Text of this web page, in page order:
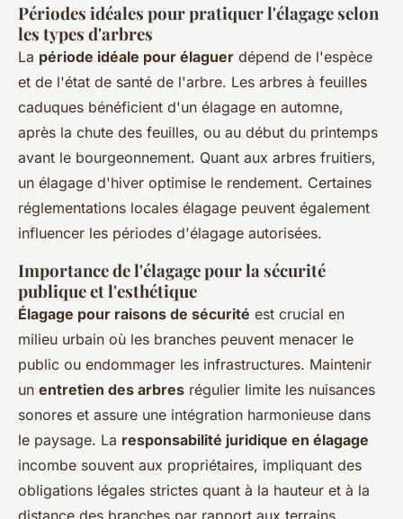
Périodes idéales pour pratiquer l'élagage selon
les types d'arbres
La période idéale pour élaguer dépend de l'espèce
et de l'état de santé de l'arbre. Les arbres à feuilles
caduques bénéficient d'un élagage en automne,
après la chute des feuilles, ou au début du printemps
avant le bourgeonnement. Quant aux arbres fruitiers,
un élagage d'hiver optimise le rendement. Certaines
réglementations locales élagage peuvent également
influencer les périodes d'élagage autorisées.
Importance de l'élagage pour la sécurité
publique et l'esthétique
Élagage pour raisons de sécurité est crucial en
milieu urbain où les branches peuvent menacer le
public ou endommager les infrastructures. Maintenir
un entretien des arbres régulier limite les nuisances
sonores et assure une intégration harmonieuse dans
le paysage. La responsabilité juridique en élagage
incombe souvent aux propriétaires, impliquant des
obligations légales strictes quant à la hauteur et à la
distance des branches par rapport aux terrains